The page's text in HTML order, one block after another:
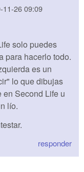
11-26 09:09
solo puedes
para hacerlo todo.
es un
lo que dibujas
Second Life u
lío.
responder